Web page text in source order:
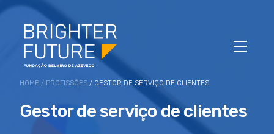
HOME / PROFISSÕES / GESTOR DE SERVIÇO DE CLIENTES
Gestor de serviço de clientes